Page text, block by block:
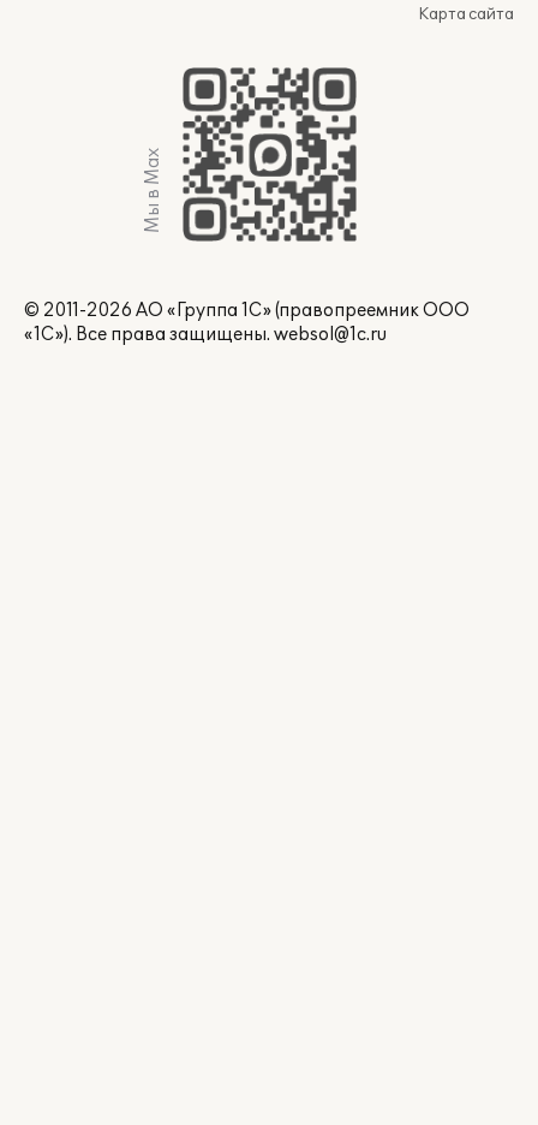
Карта сайта
Мы в Max
© 2011-2026 АО «Группа 1С» (правопреемник ООО
«1С»). Все права защищены. websol@1c.ru